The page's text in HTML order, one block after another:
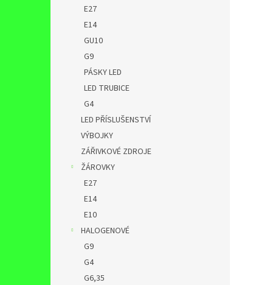
E27
E14
GU10
G9
PÁSKY LED
LED TRUBICE
G4
LED PŘÍSLUŠENSTVÍ
VÝBOJKY
ZÁŘIVKOVÉ ZDROJE
ŽÁROVKY
E27
E14
E10
HALOGENOVÉ
G9
G4
G6,35